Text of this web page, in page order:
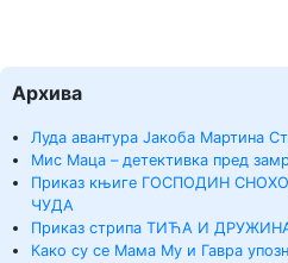
Архива
Луда авантура Јакоба Мартина
Мис Маца – детективка пред
Приказ књиге ГОСПОДИН
ЧУДА
Приказ стрипа ТИЋА И
Како су се Мама Му и Гавра